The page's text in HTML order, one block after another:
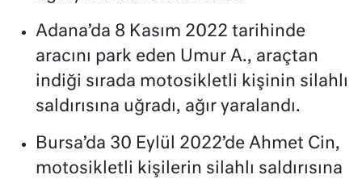
Adana’da 8 Kasım 2022 tarihinde
aracını park eden Umur A., araçtan
indiği sırada motosikletli kişinin silahlı
saldırısına uğradı, ağır yaralandı.
Bursa’da 30 Eylül 2022’de Ahmet Cin,
motosikletli kişilerin silahlı saldırısına